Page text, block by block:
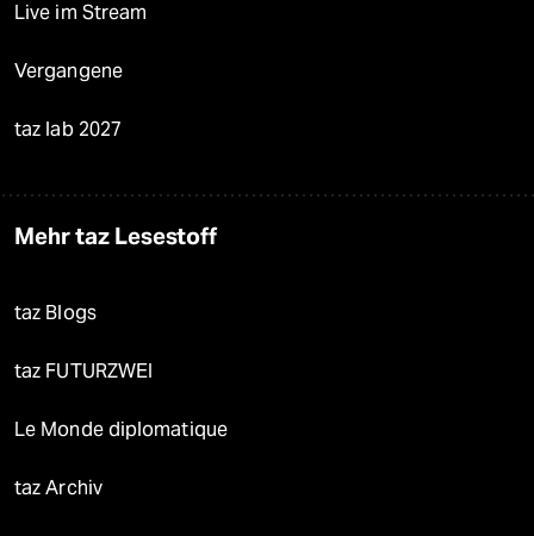
Live im Stream
Vergangene
taz lab 2027
Mehr taz Lesestoff
taz Blogs
taz FUTURZWEI
Le Monde diplomatique
taz Archiv